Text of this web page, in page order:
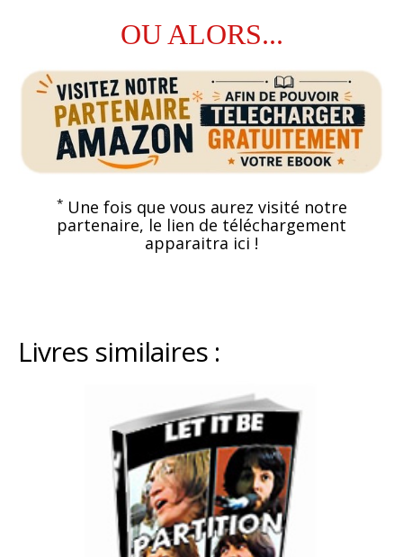
OU ALORS...
*Une fois que vous aurez visité notre
partenaire, le lien de téléchargement
apparaitra ici !
Livres similaires :